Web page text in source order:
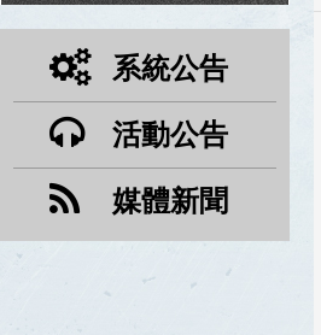
系統公告
活動公告
媒體新聞